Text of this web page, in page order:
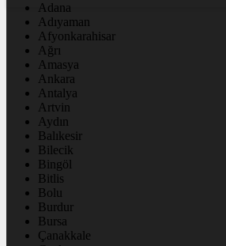
Adana
Adıyaman
Afyonkarahisar
Ağrı
Amasya
Ankara
Antalya
Artvin
Aydın
Balıkesir
Bilecik
Bingöl
Bitlis
Bolu
Burdur
Bursa
Çanakkale